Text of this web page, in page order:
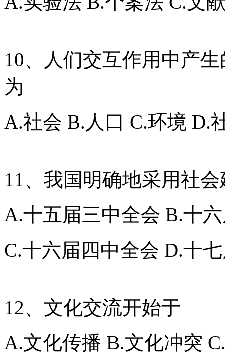
10、人们交互作用中产
为
A.社会 B.人口 C.环境 D.
11、我国明确地采用社
A.十五届三中全会 B.十
C.十六届四中全会 D.十
12、文化交流开始于
A.文化传播 B.文化冲突